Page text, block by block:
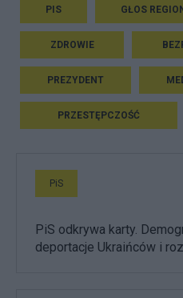
PIS GŁOS
ZDROWIE
PREZYDENT
PRZESTĘPCZOŚĆ
PiS
PiS odkrywa karty.
deportacje Ukraińców i